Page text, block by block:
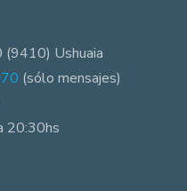
Ushuaia
(sólo mensajes)
20:30hs